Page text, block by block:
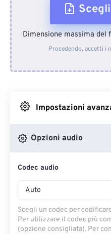
Dal
Da
Dimensione massima del
Procedendo, accetti i
Impostazioni
Opzioni audio
Codec audio
Auto
Scegli un codec per
Per utilizzare il codec più
(opzione consigliata). Per